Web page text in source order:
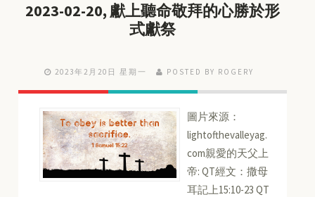
2023-02-20, 獻上聽命敬拜的心勝於形
式獻祭
2023年2月20日 星期一 POSTED BY ROGERY
圖片來源：
lightofthevalleyag.
com親愛的天父上
帝: QT經文：撒母
耳記上15:10-23 QT